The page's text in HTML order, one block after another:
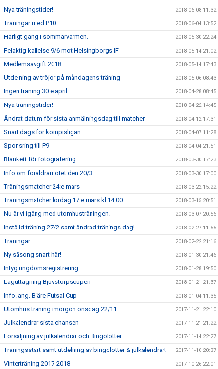
Nya träningstider! 2018-06-08 11:32
Träningar med P10 2018-06-04 13:52
Härligt gäng i sommarvärmen. 2018-05-30 22:24
Felaktig kallelse 9/6 mot Helsingborgs IF 2018-05-14 21:02
Medlemsavgift 2018 2018-05-14 17:43
Utdelning av tröjor på måndagens träning 2018-05-06 08:43
Ingen träning 30:e april 2018-04-28 08:45
Nya träningstider! 2018-04-22 14:45
Ändrat datum för sista anmälningsdag till matcher 2018-04-12 17:31
Snart dags för kompisligan... 2018-04-07 11:28
Sponsring till P9 2018-04-04 21:51
Blankett för fotografering 2018-03-30 17:23
Info om föräldramötet den 20/3 2018-03-30 17:00
Träningsmatcher 24:e mars 2018-03-22 15:22
Träningsmatcher lördag 17:e mars kl.14:00 2018-03-15 20:51
Nu är vi igång med utomhusträningen! 2018-03-07 20:56
Inställd träning 27/2 samt ändrad tränings dag! 2018-02-27 11:55
Träningar 2018-02-22 21:16
Ny säsong snart här! 2018-01-30 21:46
Intyg ungdomsregistrering 2018-01-28 19:50
Laguttagning Bjuvstorpscupen 2018-01-21 21:37
Info. ang. Bjäre Futsal Cup 2018-01-04 11:35
Utomhus träning imorgon onsdag 22/11. 2017-11-21 22:10
Julkalendrar sista chansen 2017-11-21 21:22
Försäljning av julkalendrar och Bingolotter 2017-11-14 22:27
Träningsstart samt utdelning av bingolotter & julkalendrar! 2017-11-10 20:37
Vinterträning 2017-2018 2017-10-26 22:01